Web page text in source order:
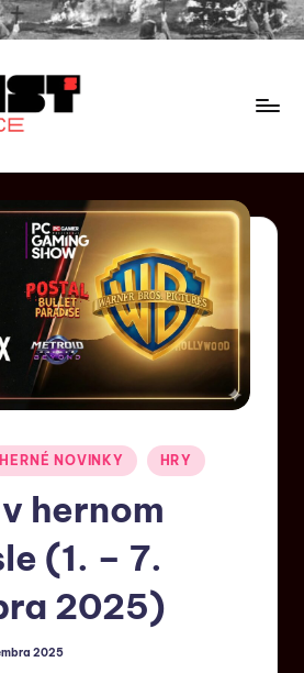
HERNÉ NOVINKY HRY
hernom
(1. – 7.
2025)
2025